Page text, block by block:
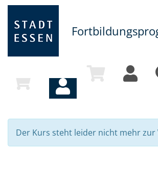
Der Kurs steht leider nicht mehr zur